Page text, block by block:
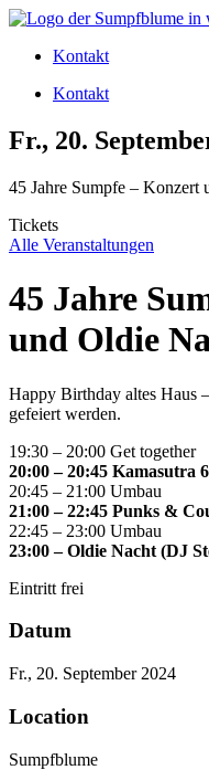
Zum
wechselnKontakt
Kontakt
Fr., 20.
45 Jahre Sumpfe – Konzert
Tickets
Alle Veranstaltungen
45 Jahre
und Oldie
Happy Birthday altes Haus
gefeiert werden.
19:30 – 20:00 Get together
20:00 – 20:45 Kamasutra
20:45 – 21:00 Umbau
21:00 – 22:45 Punks &
22:45 – 23:00 Umbau
23:00 – Oldie Nacht (DJ
Eintritt frei
Datum
Fr., 20. September 2024
Location
Sumpfblume